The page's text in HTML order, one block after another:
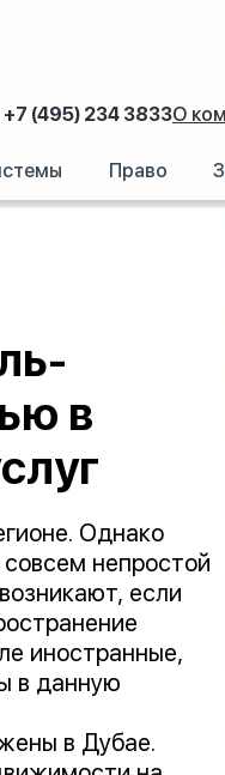
+7 (495) 234 3833О
Право
и Рас-аль-Хайма
в
Однако
непростой
если
иностранные,
в данную
в Дубае.